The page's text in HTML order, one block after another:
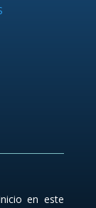
en este